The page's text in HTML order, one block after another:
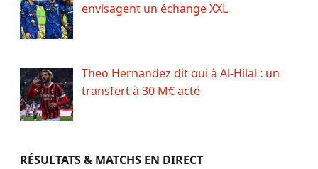
envisagent un échange XXL
Theo Hernandez dit oui à Al-Hilal : un
transfert à 30 M€ acté
RÉSULTATS & MATCHS EN DIRECT